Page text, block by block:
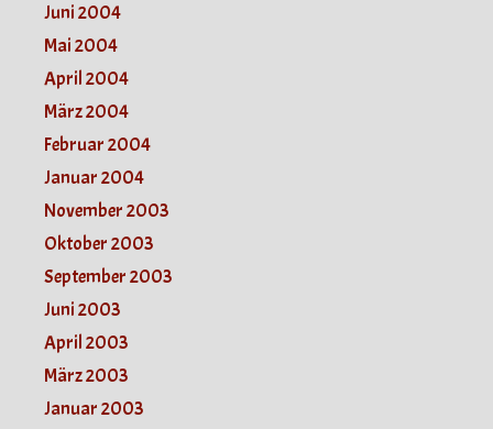
Juni 2004
Mai 2004
April 2004
März 2004
Februar 2004
Januar 2004
November 2003
Oktober 2003
September 2003
Juni 2003
April 2003
März 2003
Januar 2003